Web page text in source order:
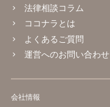
法律相談コラム
ココナラとは
よくあるご質問
運営へのお問い合わせ
会社情報